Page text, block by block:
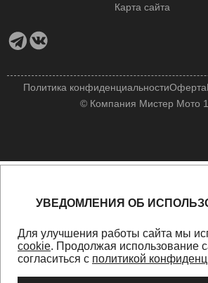
Карта сайта
© Компания Мистер Мото
Политика конфиденциальностиОферта
УВЕДОМЛЕНИЯ ОБ
Для улучшения работы сайта мы
cookie. Продолжая использование
согласиться с политикой